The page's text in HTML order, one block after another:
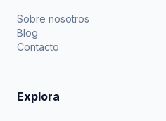
Sobre nosotros
Blog
Contacto
Explora